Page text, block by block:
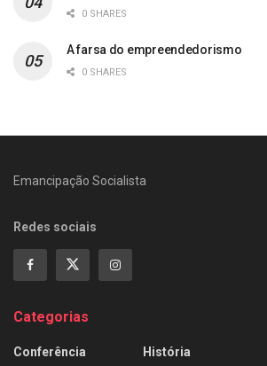
0 SHARES
A farsa do empreendedorismo
0 SHARES
Emancipação Socialista
Redes sociais
Categorias
Conferência
História